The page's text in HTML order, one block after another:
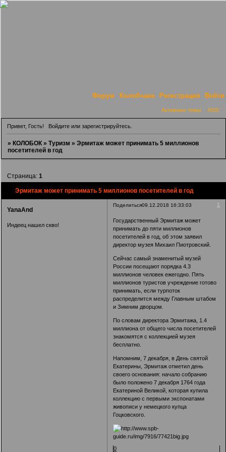
Форум Колобчане Регистрация Войти
Активные темы RSS
Привет, Гость! Войдитеили зарегистрируйтесь.
»КОЛОБОК »Туризм »Эрмитаж может принимать 5 миллионов
посетителей в год
Эрмитаж может принимать 5 миллионов посетителей в год
Страница:1
Поделиться 1
09.12.2018 16:33:03
YanaAnd
Индеец нашел скво!
Государственный Эрмитаж может
принимать до пяти миллионов
посетителей в год, об этом заявил
директор музея Михаил Пиотровский.
Сейчас самый знаменитый музей
России посещают порядка 4.3
миллионов человек ежегодно. Пять
миллионов туристов учреждение готово
принимать, если турпоток
распределится между Главным штабом
и Зимним дворцом.
По словам директора Эрмитажа, 1.4
миллиона от общего числа посетителей
знакомятся с коллекцией музея
бесплатно.
Напомним, 7 декабря, в День святой
Екатерины, Эрмитаж отметил день
своего основания: начало собранию
было положено 7 декабря 1764 года
Екатериной Великой, которая купила
коллекцию с первыми экспонатами
живописи у немецкого купца
Гоцковского.
0